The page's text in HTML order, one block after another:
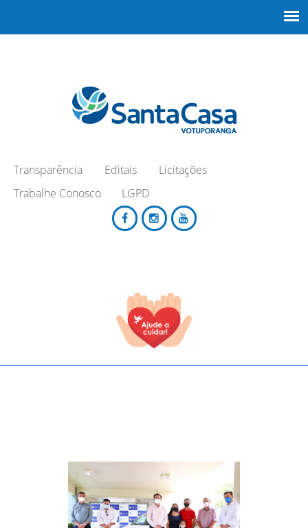
Transparência Editais
Licitações
Trabalhe Conosco
LGPD